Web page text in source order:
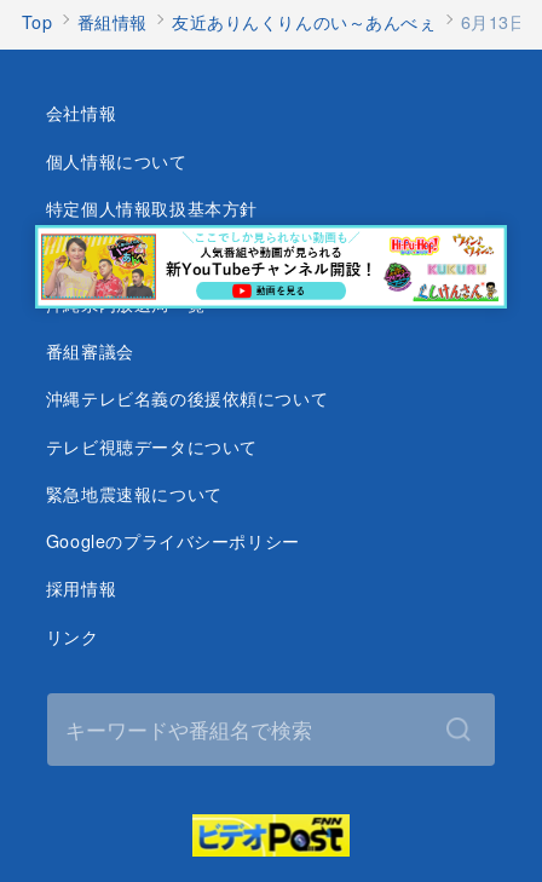
Top 番組情報 友近ありんくりんのい～あんべぇ 6月13日
会社情報
個人情報について
特定個人情報取扱基本方針
沖縄テレビ放送基準
沖縄県内放送局一覧
番組審議会
沖縄テレビ名義の後援依頼について
テレビ視聴データについて
緊急地震速報について
Googleのプライバシーポリシー
採用情報
リンク